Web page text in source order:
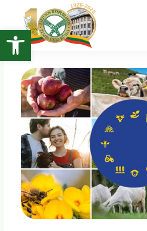
Open toolbar
turinio